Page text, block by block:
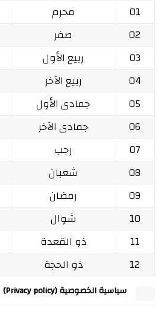
01
محرم
02
صفر
03
ربيع الأول
04
ربيع الآخر
05
جمادى الأول
06
جمادى الآخر
07
رجب
08
شعبان
09
رمضان
10
شوال
11
ذو القعدة
12
ذو الحجة
سياسية الخصوصية (Privacy policy)